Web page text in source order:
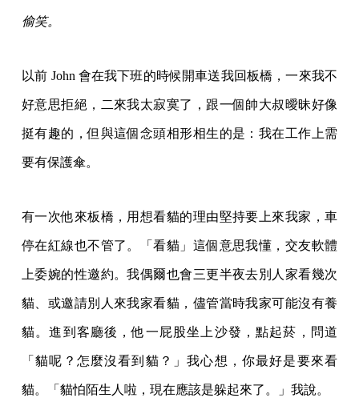
偷笑。
以前 John 會在我下班的時候開車送我回板橋，一來我不
好意思拒絕，二來我太寂寞了，跟一個帥大叔曖昧好像
挺有趣的，但與這個念頭相形相生的是：我在工作上需
要有保護傘。
有一次他來板橋，用想看貓的理由堅持要上來我家，車
停在紅線也不管了。「看貓」這個意思我懂，交友軟體
上委婉的性邀約。我偶爾也會三更半夜去別人家看幾次
貓、或邀請別人來我家看貓，儘管當時我家可能沒有養
貓。進到客廳後，他一屁股坐上沙發，點起菸，問道
「貓呢？怎麼沒看到貓？」我心想，你最好是要來看
貓。「貓怕陌生人啦，現在應該是躲起來了。」我說。